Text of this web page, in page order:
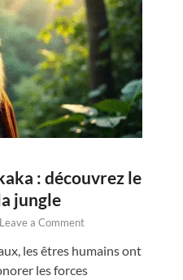
: découvrez le
jungle
Leave a Comment
les êtres humains ont
les forces